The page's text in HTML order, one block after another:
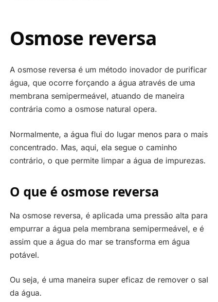
Osmose reversa
A osmose reversa é um método inovador de purificar
água, que ocorre forçando a água através de uma
membrana semipermeável, atuando de maneira
contrária como a osmose natural opera.
Normalmente, a água flui do lugar menos para o mais
concentrado. Mas, aqui, ela segue o caminho
contrário, o que permite limpar a água de impurezas.
O que é osmose reversa
Na osmose reversa, é aplicada uma pressão alta para
empurrar a água pela membrana semipermeável, e é
assim que a água do mar se transforma em água
potável.
Ou seja, é uma maneira super eficaz de remover o sal
da água.